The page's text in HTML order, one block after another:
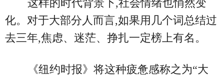
这样的时代背景下,社会情绪也悄然变
化。对于大部分人而言,如果用几个词总结过
去三年,焦虑、迷茫、挣扎一定榜上有名。
《纽约时报》将这种疲惫感称之为“大